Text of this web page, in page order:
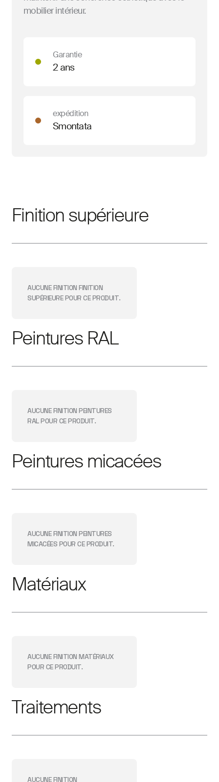
mobilier intérieur.
Garantie
2 ans
expédition
Smontata
Finition supérieure
AUCUNE FINITIONFINITION
SUPÉRIEUREPOUR CE PRODUIT.
Peintures RAL
AUCUNE FINITIONPEINTURES
RALPOUR CE PRODUIT.
Peintures micacées
AUCUNE FINITIONPEINTURES
MICACÉES POUR CE PRODUIT.
Matériaux
AUCUNE FINITIONMATÉRIAUX
POUR CE PRODUIT.
Traitements
AUCUNE FINITION